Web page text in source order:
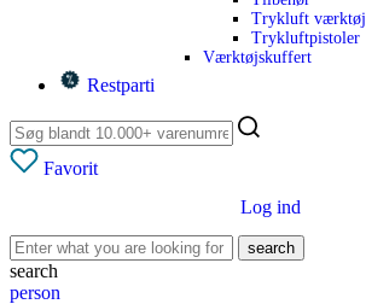
Trykluft værktøj
Trykluftpistoler
Værktøjskuffert
Restparti
Favorit
Log ind
search
search
person